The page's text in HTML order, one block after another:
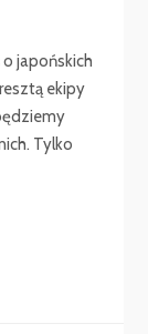
o japońskich
ekipy
Tylko